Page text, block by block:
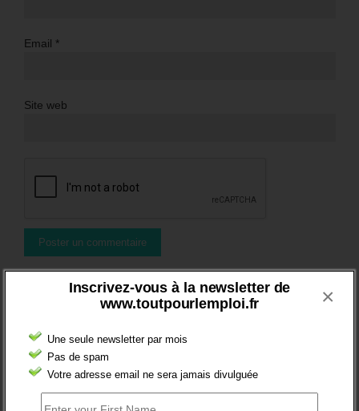
Inscrivez-vous à la newsletter de
www.toutpourlemploi.fr
Une seule newsletter par mois
Pas de spam
Votre adresse email ne sera jamais divulguée
×
Email *
Site web
BRÈVES EMPLOI
FT : + 100 000 INSCRITS EN 2024